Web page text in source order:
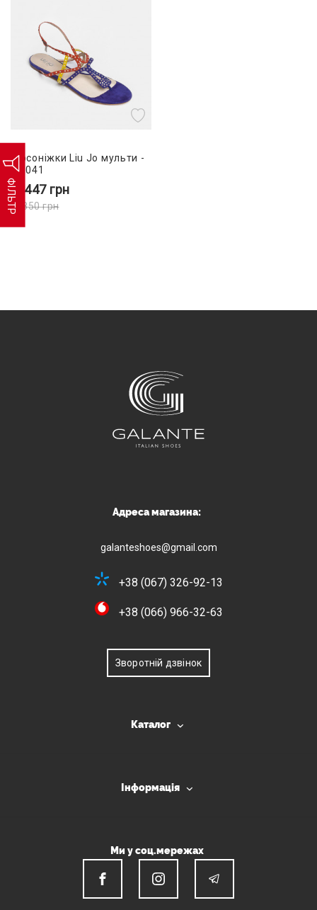
ФІЛЬТР
Босоніжки Liu Jo мульти -
16041
3 447 грн
9 850грн
Адреса магазина:
galanteshoes@gmail.com
+38 (067) 326-92-13
+38 (066) 966-32-63
Зворотній дзвінок
Каталог
Інформація
Ми у соц.мережах